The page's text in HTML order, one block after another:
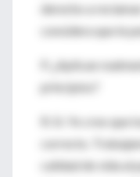
derecho a
considera que le
P. ¿Aplican
principios?
R. Sí. Yo creo
correcto.
calidad de vida al